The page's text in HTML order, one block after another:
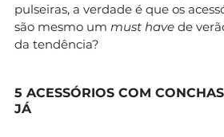
pulseiras, a verdade é que os
são mesmo um must have de
da tendência?
5 ACESSÓRIOS COM
JÁ